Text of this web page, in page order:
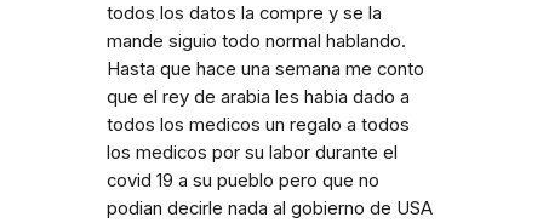
todos los datos la compre y se la
mande siguio todo normal hablando.
Hasta que hace una semana me conto
que el rey de arabia les habia dado a
todos los medicos un regalo a todos
los medicos por su labor durante el
covid 19 a su pueblo pero que no
podian decirle nada al gobierno de USA